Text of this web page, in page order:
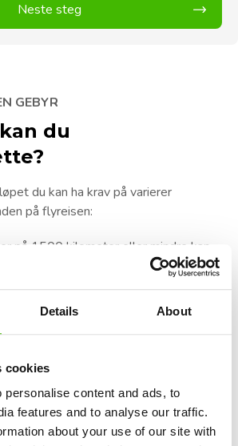
Details About
cookies
personalise content and ads, to
features and to analyse our traffic.
about your use of our site with
Neste steg
GEBYR
kan du
du kan ha krav på varierer
på flyreisen:
på 1500 kilometer eller mindre kan
innenfor fellesskapet på mer enn
for alle andre flyvninger mellom
at disse beløpene er maksimum som
2004-forordningen, og faktisk
variere basert på omstendigheter som